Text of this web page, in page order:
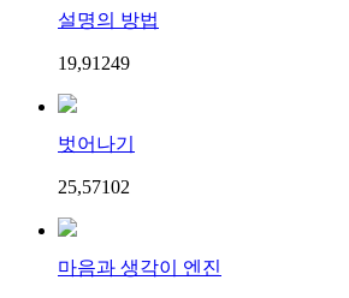
설명의 방법
19,91249
벗어나기
25,57102
마음과 생각이 엔진